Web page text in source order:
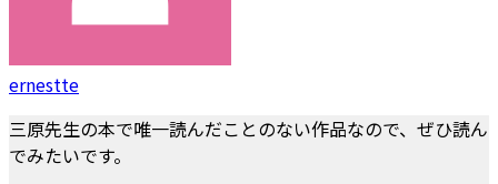
ernestte
三原先生の本で唯一読んだことのない作品なので、ぜひ読ん
でみたいです。